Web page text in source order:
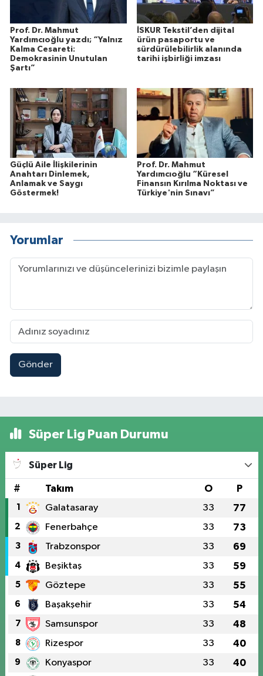
Prof. Dr. Mahmut
Yardımcıoğlu yazdı; “Yalnız
Kalma Cesareti:
Demokrasinin Unutulan
Şartı”
İSKUR Tekstil’den dijital
ürün pasaportu ve
sürdürülebilirlik alanında
tarihi işbirliği imzası
Güçlü Aile İlişkilerinin
Anahtarı Dinlemek,
Anlamak ve Saygı
Göstermek!
Prof. Dr. Mahmut
Yardımcıoğlu “Küresel
Finansın Kırılma Noktası ve
Türkiye'nin Sınavı”
Yorumlar
Gönder
Süper Lig Puan Durumu
Süper Lig
# Takım O P
1 Galatasaray 33 77
2 Fenerbahçe 33 73
3 Trabzonspor 33 69
4 Beşiktaş 33 59
5 Göztepe 33 55
6 Başakşehir 33 54
7 Samsunspor 33 48
8 Rizespor 33 40
9 Konyaspor 33 40